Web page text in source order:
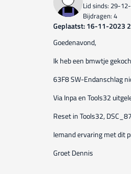
Lid sinds: 29-
Bijdragen: 4
Geplaatst: 16-11-2023
Goedenavond,
Ik heb een bmwtje
63F8 SW-Endanschlag
Via Inpa en Tools32
Reset in Tools32,
Iemand ervaring met dit
Groet Dennis